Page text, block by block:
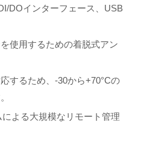
DOインターフェース、USB
使用するための着脱式アン
するため、-30から+70°Cの
よる大規模なリモート管理